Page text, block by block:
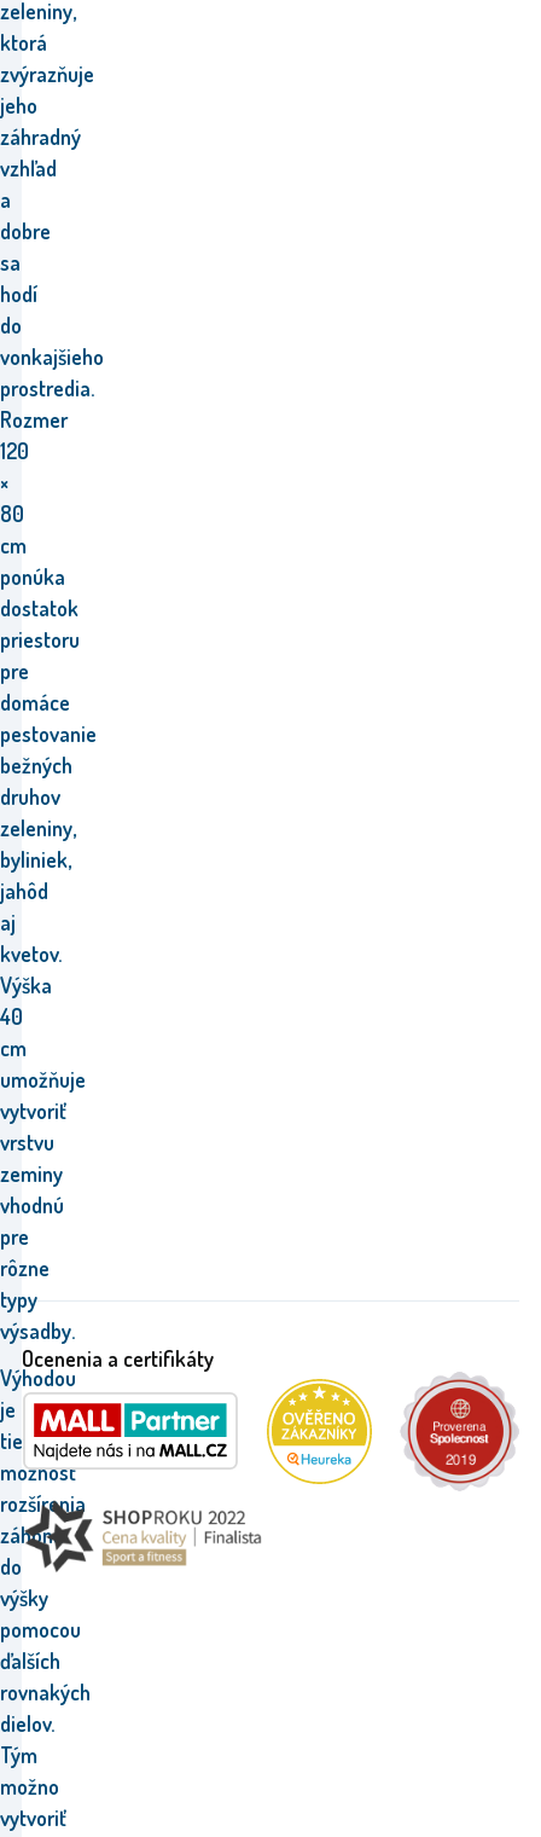
zeleniny,
ktorá
zvýrazňuje
jeho
záhradný
vzhľad
a
dobre
sa
hodí
do
vonkajšieho
prostredia.
Rozmer
120
×
80
cm
ponúka
dostatok
priestoru
pre
domáce
pestovanie
bežných
druhov
zeleniny,
byliniek,
jahôd
aj
kvetov.
Výška
40
cm
umožňuje
vytvoriť
vrstvu
zeminy
vhodnú
pre
rôzne
typy
výsadby.
Výhodou
je
tiež
možnosť
rozšírenia
záhona
do
výšky
pomocou
ďalších
rovnakých
dielov.
Tým
možno
vytvoriť
Ocenenia a certifikáty